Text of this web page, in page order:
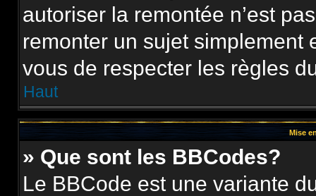
autoriser la remontée n’est
remonter un sujet simplement
vous de respecter les règles
Haut
Mise
» Que sont les BBCodes?
Le BBCode est une variante